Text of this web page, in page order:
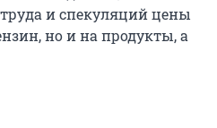
и спекуляций цены
но и на продукты, а